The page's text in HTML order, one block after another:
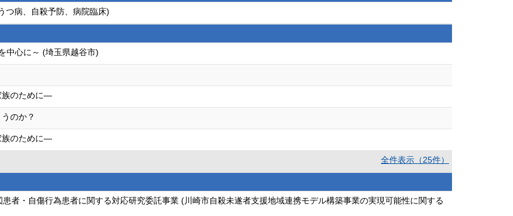
つ病、自殺予防、病院臨床)
中心に～ (埼玉県越谷市)
族のために―
のか？
族のために―
全件表示（25件）
患者・自傷行為患者に関する対応研究委託事業 (川崎市自殺未遂者支援地域連携モデル構築事業の実現可能性に関する